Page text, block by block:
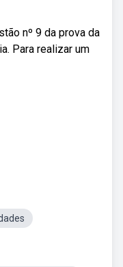
nº 9 da prova da
Para realizar um